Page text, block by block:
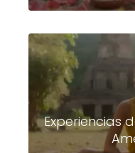
Experiencias